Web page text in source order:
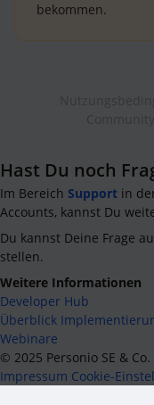
bekommen.
Hast Du noch
Im Bereich Support in
Accounts, kannst Du
Du kannst Deine Frage
stellen.
Weitere Informationen
Developer Hub
Überblick
Webinare
© 2025 Personio SE & Co.
Impressum Cookie-